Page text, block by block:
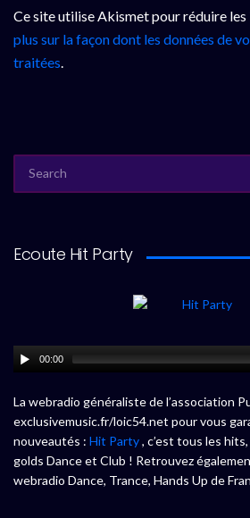
Ce site utilise Akismet pour réduire les
plus sur la façon dont les données de
traitées.
FOR:
Ecoute Hit Party
00:00
La webradio généraliste de l’association
exclusivemusic.fr/loic54.net pour vous
nouveautés : Hit Party, c’est tous les
golds Dance et Club ! Retrouvez
webradio Dance, Trance, Hands Up de